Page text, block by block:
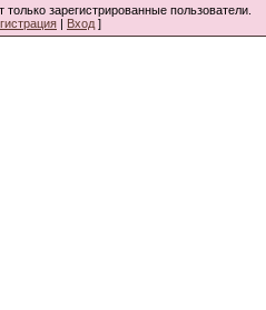
зарегистрированные пользователи.
Вход ]